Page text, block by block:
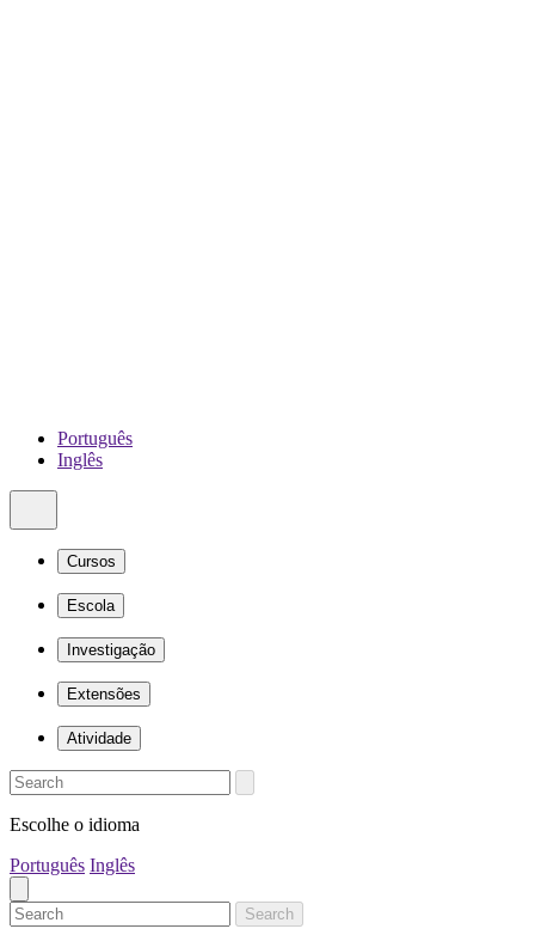
Português
Inglês
Cursos
Escola
Investigação
Extensões
Atividade
Escolhe o idioma
Português Inglês
Search